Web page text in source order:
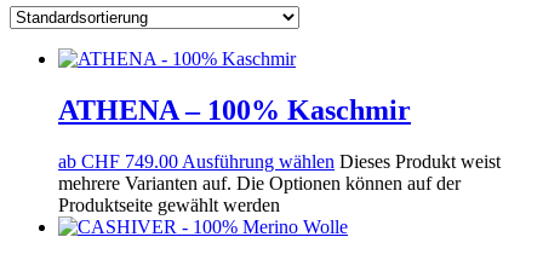
ATHENA – 100% Kaschmir
ab CHF 749.00 Ausführung wählen Dieses Produkt weist
mehrere Varianten auf. Die Optionen können auf der
Produktseite gewählt werden